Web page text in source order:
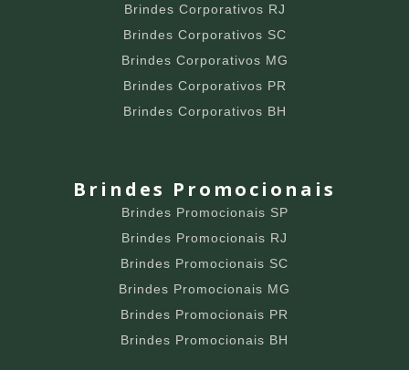
Brindes Corporativos RJ
Brindes Corporativos SC
Brindes Corporativos MG
Brindes Corporativos PR
Brindes Corporativos BH
Brindes Promocionais
Brindes Promocionais SP
Brindes Promocionais RJ
Brindes Promocionais SC
Brindes Promocionais MG
Brindes Promocionais PR
Brindes Promocionais BH